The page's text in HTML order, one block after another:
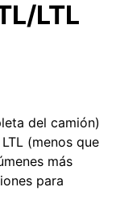
LTL
del camión)
(menos que
más
para